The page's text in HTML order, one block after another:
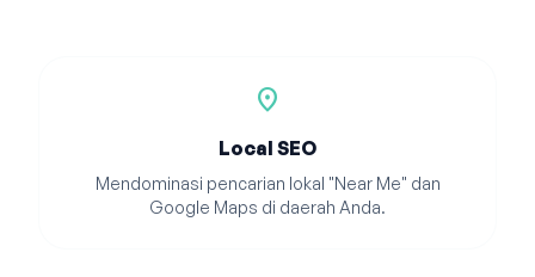
location_on
Local SEO
Mendominasi pencarian lokal "Near Me" dan
Google Maps di daerah Anda.